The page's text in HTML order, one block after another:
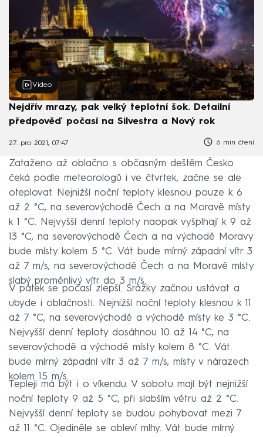
Video
Nejdřív mrazy, pak velký teplotní šok. Detailní
předpověď počasí na Silvestra a Nový rok
27. pro 2021, 07:47 6 min čtení
Zataženo až oblačno s občasným deštěm Česko
čeká podle meteorologů i ve čtvrtek, začne se ale
oteplovat. Nejnižší noční teploty klesnou pouze k 6
až 2 °C, na severovýchodě Čech a na Moravě místy
k 1 °C. Nejvyšší denní teploty naopak vyšplhají k 9 až
13 °C, na severovýchodě Čech a na východě Moravy
bude místy kolem 5 °C. Vát bude mírný západní vítr 3
až 7 m/s, na severovýchodě Čech a na Moravě místy
slabý proměnlivý vítr do 3 m/s.
V pátek se počasí zlepší. Srážky začnou ustávat a
ubyde i oblačnosti. Nejnižší noční teploty klesnou k 11
až 7 °C, na severovýchodě a východě místy ke 3 °C.
Nejvyšší denní teploty dosáhnou 10 až 14 °C, na
severovýchodě a východě místy kolem 8 °C. Vát
bude mírný západní vítr 3 až 7 m/s, místy v nárazech
kolem 15 m/s.
Tepleji má být i o víkendu. V sobotu mají být nejnižší
noční teploty 9 až 5 °C, při slabším větru až 2 °C.
Nejvyšší denní teploty se budou pohybovat mezi 7
až 11 °C. Ojediněle se obleví mlhy. Vát bude mírný